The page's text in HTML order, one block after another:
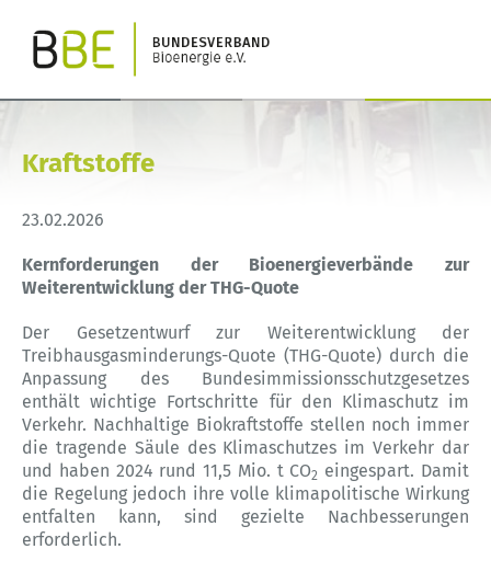
Kraftstoffe
23.02.2026
Kernforderungen der Bioenergieverbände zur
Weiterentwicklung der THG-Quote
Der Gesetzentwurf zur Weiterentwicklung der
Treibhausgasminderungs-Quote (THG-Quote) durch die
Anpassung des Bundesimmissionsschutzgesetzes
enthält wichtige Fortschritte für den Klimaschutz im
Verkehr. Nachhaltige Biokraftstoffe stellen noch immer
die tragende Säule des Klimaschutzes im Verkehr dar
und haben 2024 rund 11,5 Mio. t CO2 eingespart. Damit
die Regelung jedoch ihre volle klimapolitische Wirkung
entfalten kann, sind gezielte Nachbesserungen
erforderlich.